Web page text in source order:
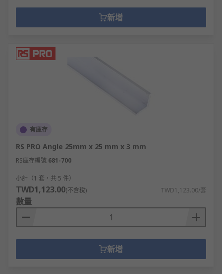
新增
有庫存
RS PRO Angle 25mm x 25 mm x 3 mm
RS庫存編號 681-700
小計（1 套，共 5 件）
TWD1,123.00(不含稅) TWD1,123.00/套
數量
新增